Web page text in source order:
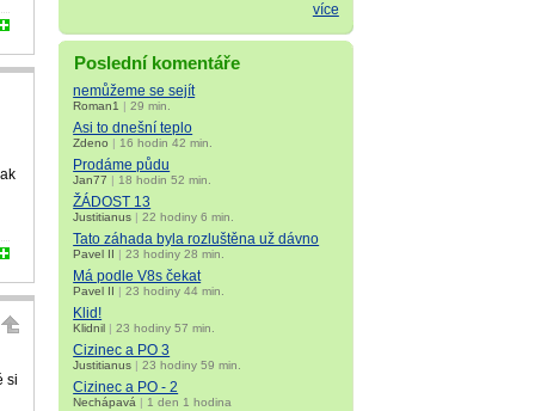
více
Poslední komentáře
nemůžeme se sejít
Roman1 |29 min.
Asi to dnešní teplo
Zdeno | 16 hodin 42 min.
Prodáme půdu
Jan77 | 18 hodin 52 min.
ŽÁDOST 13
Justitianus |22 hodiny 6 min.
Tato záhada byla rozluštěna už dávno
Pavel II |23 hodiny 28 min.
Má podle V8s čekat
Pavel II |23 hodiny 44 min.
Klid!
Klidnil |23 hodiny 57 min.
Cizinec a PO 3
Justitianus |23 hodiny 59 min.
Cizinec a PO - 2
Nechápavá | 1 den 1 hodina
si